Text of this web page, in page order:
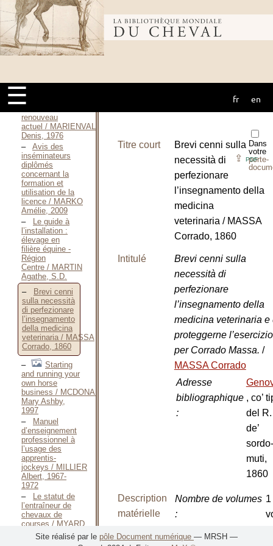
Bibliothèque
mondiale du
cheval
☰ fr en
"formation-
métier" dans le
secteur de
l’encadrement
des activités
équestres / MALHERBE
Le Maréchal-
ferrant
connaissance,
renouveau
actuel / MARIENVAL
Denis, 1976
Avis des
inséminateurs
diplômés
concernant la
formation et
utilisation de la
licence / MARKO
Amélie, 2009
Le guide à
l’installation :
élevage en
filière équine -
Région
Centre / MARTIN
Agathe, S.D.
Brevi cenni
sulla necessità
di perfezionare
l’insegnamento
della medicina
veterinaria / MASSA
Corrado, 1860
Starting
and running your
own horse
business / MCDONALD
Mary Ashby,
1997
Manuel
d’enseignement
professionnel à
l’usage des
apprentis-
jockeys / MILLIER
Albert, 1967-
1972
Le statut de
l’entraîneur de
chevaux de
courses / MYARD
Jacques, 1996
Dans
votre
porte-
⇪ PDF
Titre court
Brevi cenni sulla
necessità di
perfezionare
l’insegnamento della
medicina
veterinaria / MASSA
Corrado, 1860
Intitulé
Brevi cenni sulla
necessità di
perfezionare
l’insegnamento della
medicina veterinaria e
proteggerne l’esercizio
per Corrado Massa. /
MASSA Corrado
Adresse
bibliographique
:
, co’
del R.
de’
sordo-
muti,
1860
Description
matérielle
Nombre de volumes
:
1
Site réalisé par le pôle Document numérique — MRSH —